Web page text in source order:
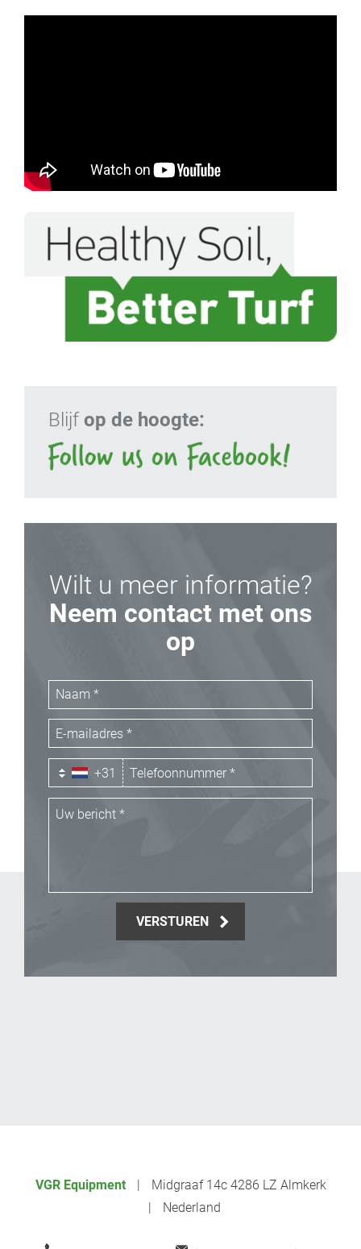
Blijf op de hoogte:
Wilt u meer informatie?
Neem contact met ons
op
+31
VERSTUREN
VGR Equipment
Midgraaf 14c 4286 LZ Almkerk
Nederland